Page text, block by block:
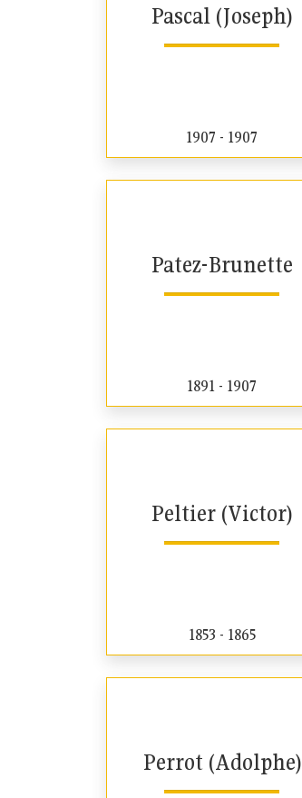
Pascal (Joseph)
1907 - 1907
Patez-Brunette
1891 - 1907
Peltier (Victor)
1853 - 1865
Perrot (Adolphe)